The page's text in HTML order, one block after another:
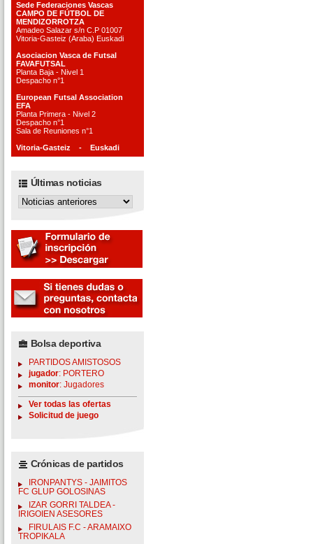
Sede Federaciones Vascas
CAMPO DE FÚTBOL DE
MENDIZORROTZA
Amadeo Salazar s/n C.P 01007
Vitoria-Gasteiz (Araba) Euskadi
Asociacion Vasca de Futsal
FAVAFUTSAL
Planta Baja - Nivel 1
Despacho n°1
European Futsal Association
EFA
Planta Primera - Nivel 2
Despacho n°1
Sala de Reuniones n°1
Vitoria-Gasteiz - Euskadi
Últimas noticias
Bolsa deportiva
PARTIDOS AMISTOSOS
jugador: PORTERO
monitor: Jugadores
Ver todas las ofertas
Solicitud de juego
Crónicas de partidos
IRONPANTYS - JAIMITOS
FC GLUP GOLOSINAS
IZAR GORRI TALDEA -
IRIGOIEN ASESORES
FIRULAIS F.C - ARAMAIXO
TROPIKALA